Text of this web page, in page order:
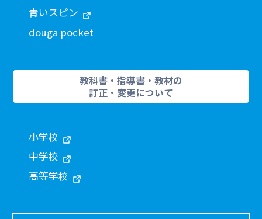
青いスピン
douga pocket
教科書・指導書・教材の
訂正・変更について
小学校
中学校
高等学校